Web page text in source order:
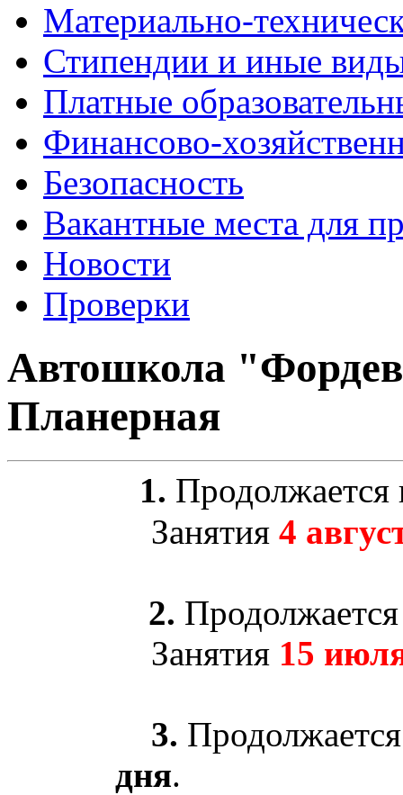
Материально-
Стипендии и иные
Платные
Финансово-
Безопасность
Вакантные места для
Новости
Проверки
Автошкола
Планерная
1. Продолжается
Занятия 4
2.
Занятия 15
3.
дня.